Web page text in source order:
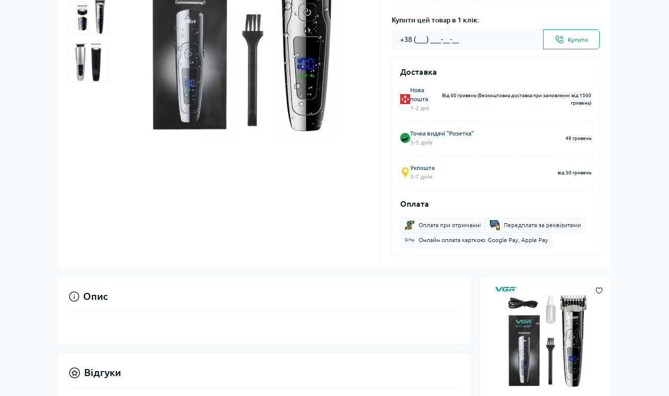
Купити цей товар в 1 клік:
Купити
Доставка
Нова
пошта
1-2 дні
Від 60 гривень (Безкоштовна доставка при замовленні від 1500
гривень)
Точка видачі "Розетка"
3-5 днів
49 гривень
Укпошта
3-7 днів
від 30 гривень
Оплата
Оплата при отриманні Передплата за реквізитами
Онлайн оплата карткою: Google Pay, Apple Pay
Опис
Відгуки